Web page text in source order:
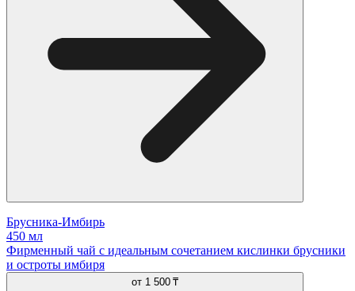
Брусника-Имбирь
450 мл
Фирменный чай с идеальным сочетанием кислинки брусники
и остроты имбиря
от 1 500 ₸